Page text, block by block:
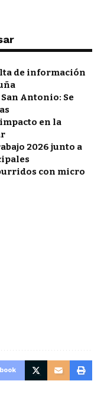
de información
Antonio: Se
en la
2026 junto a
con micro